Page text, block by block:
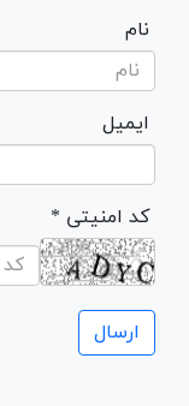
نام
ایمیل
* کد امنیتی